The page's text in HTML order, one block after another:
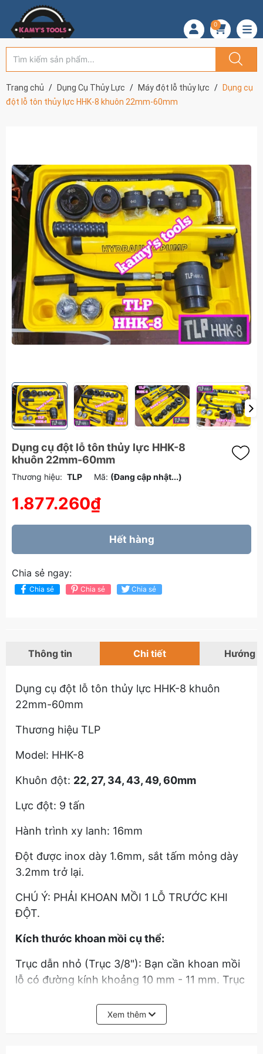
0
Trang chủ Dụng Cụ Thủy Lực Máy đột lỗ thủy lực
Dụng cụ
đột lỗ tôn thủy lực HHK-8 khuôn 22mm-60mm
Dụng cụ đột lỗ tôn thủy lực HHK-8
khuôn 22mm-60mm
Thương hiệu: TLP Mã: (Đang cập nhật...)
1.877.260₫
Hết hàng
Chia sẻ ngay:
Chia sẻ Chia sẻ Chia sẻ
Thông tin Chi tiết Hướng
Dụng cụ đột lỗ tôn thủy lực HHK-8 khuôn
22mm-60mm
Thương hiệu TLP
Model: HHK-8
Khuôn đột: 22, 27, 34, 43, 49, 60mm
Lực đột: 9 tấn
Hành trình xy lanh: 16mm
Đột được inox dày 1.6mm, sắt tấm mỏng dày
3.2mm trở lại.
CHÚ Ý: PHẢI KHOAN MỒI 1 LỖ TRƯỚC KHI
ĐỘT.
Kích thước khoan mồi cụ thể:
Trục dẫn nhỏ (Trục 3/8"): Bạn cần khoan mồi
lỗ có đường kính khoảng 10 mm - 11 mm. Trục
(thường là 22mm và 27mm).
Xem thêm